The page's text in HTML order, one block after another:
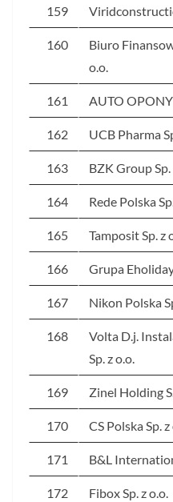
159
160
Biuro
o.o.
161 AUTO OPONY
162 UCB Pharma
163 BZK Group Sp.
164 Rede Polska
165 Tamposit Sp. z
166 Grupa
167 Nikon Polska
168
Volta D.j.
Sp. z o.o.
169 Zinel Holding
170 CS Polska Sp. z
171 B&L
172 Fibox Sp. z o.o.